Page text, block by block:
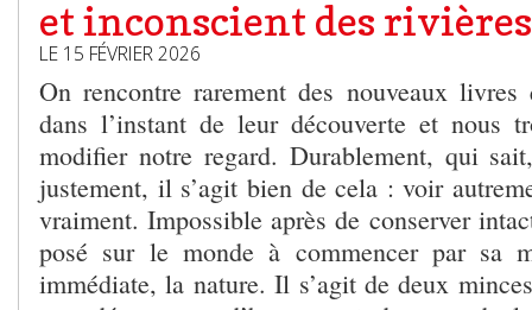
et inconscient des rivières
LE 15 FÉVRIER 2026
On rencontre rarement des nouveaux
dans l’instant de leur découverte et nous
modifier notre regard. Durablement, qui
justement, il s’agit bien de cela : voir
vraiment. Impossible après de conserver
posé sur le monde à commencer par sa
immédiate, la nature. Il s’agit de deux